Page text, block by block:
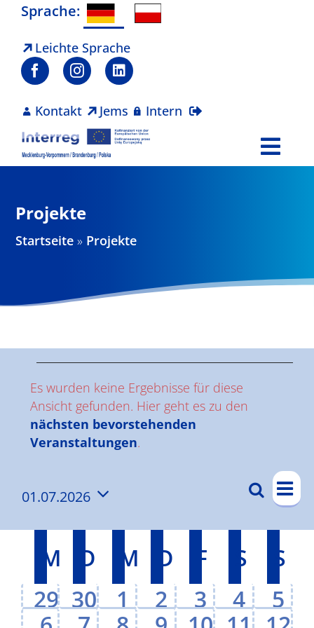
Zum
springen
Sprache:
Leichte Sprache
Kontakt Jems Intern
Projekte
Projekte
Startseite » Projekte
V
e
r
n
s
a
Hinweis
Es wurden keine Ergebnisse für diese
Ansicht gefunden. Hier geht es zu den
nächsten bevorstehenden
Veranstaltungen.
V
e
r
n
Suche
V
e
r
a
n
s
t
01.07.2026
wählen.
l
e
M Montag
D Dienstag
M Mittwoch
D Donnerstag
F Freitag
S S
0
29 0
30
0
1
0
2
0
3
0
4
0
5